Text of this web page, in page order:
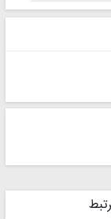
راستین